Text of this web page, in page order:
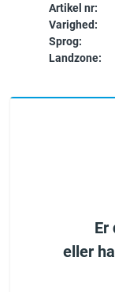
Artikel nr:
Varighed:
Sprog:
Landzone:
Er
eller